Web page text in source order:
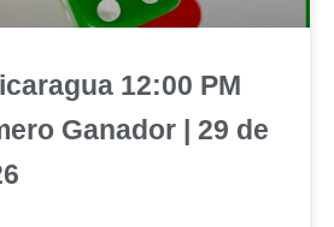
12:00 PM
Ganador | 29 de